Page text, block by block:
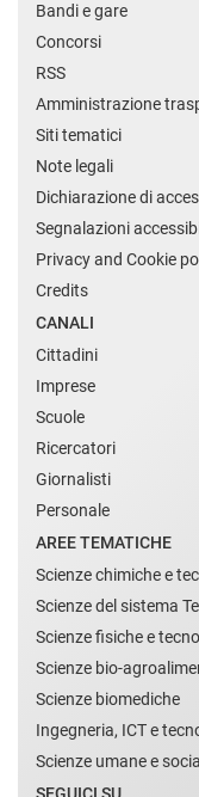
Bandi e gare
Concorsi
RSS
Amministrazione
Siti tematici
Note legali
Dichiarazione di
Segnalazioni
Privacy and Cookie
Credits
CANALI
Cittadini
Imprese
Scuole
Ricercatori
Giornalisti
Personale
AREE TEMATICHE
Scienze chimiche e
Scienze del sistema
Scienze fisiche e
Scienze bio-
Scienze biomediche
Ingegneria, ICT e
Scienze umane e